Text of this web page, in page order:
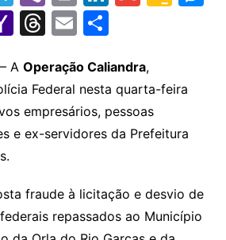
el
e
gr
a
m
b
er
in
t
n
k
e
dI
n
l
e
a
sr
o
Y
h
o
o
M
l
T
e
a
d
s
E
ai
l
S
ar
e
A Operação Caliandra,
Federal nesta quarta-feira
empresários, pessoas
e ex-servidores da Prefeitura
fraude à licitação e desvio de
repassados ao Município